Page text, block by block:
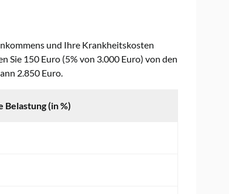
und Ihre Krankheitskosten
Sie 150 Euro (5% von 3.000 Euro) von den
2.850 Euro.
Belastung (in %)